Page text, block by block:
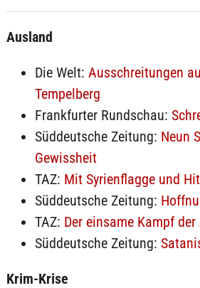
Ausland
Die Welt: Ausschreitungen
Tempelberg
Frankfurter Rundschau:
Süddeutsche Zeitung: Neun
Gewissheit
TAZ: Mit Syrienflagge und
Süddeutsche Zeitung:
TAZ: Der einsame Kampf
Süddeutsche Zeitung:
Krim-Krise